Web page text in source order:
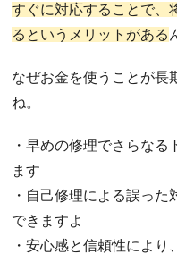
すぐに対応することで、
るというメリットがある
なぜお金を使うことが長
ね。
・早めの修理でさらな
ます
・自己修理による誤っ
できますよ
・安心感と信頼性によ